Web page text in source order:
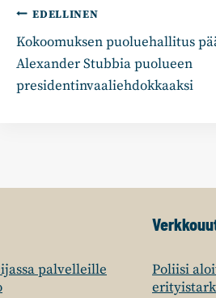
Artikkelien
selaus
EDELLINEN
Kokoomuksen puoluehallitus
Alexander Stubbia puolueen
presidentinvaaliehdokkaaksi
palvelleille
Poliisi